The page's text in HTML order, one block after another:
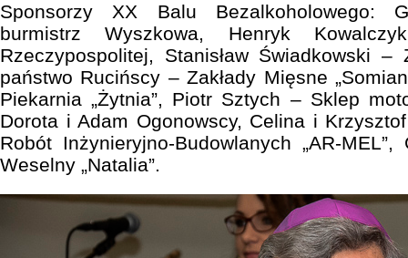
Sponsorzy XX Balu Bezalkoholowego:
burmistrz Wyszkowa, Henryk
Rzeczypospolitej, Stanisław Świadkowski –
państwo Rucińscy – Zakłady Mięsne
Piekarnia „Żytnia”, Piotr Sztych – Sklep
Dorota i Adam Ogonowscy, Celina i
Robót Inżynieryjno-Budowlanych „AR-
Weselny „Natalia”.